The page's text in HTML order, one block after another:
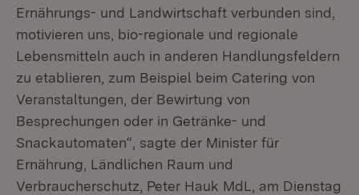
Ernährungs- und Landwirtschaft verbunden sind,
motivieren uns, bio-regionale und regionale
Lebensmitteln auch in anderen Handlungsfeldern
zu etablieren, zum Beispiel beim Catering von
Veranstaltungen, der Bewirtung von
Besprechungen oder in Getränke- und
Snackautomaten“, sagte der Minister für
Ernährung, Ländlichen Raum und
Verbraucherschutz, Peter Hauk MdL, am Dienstag